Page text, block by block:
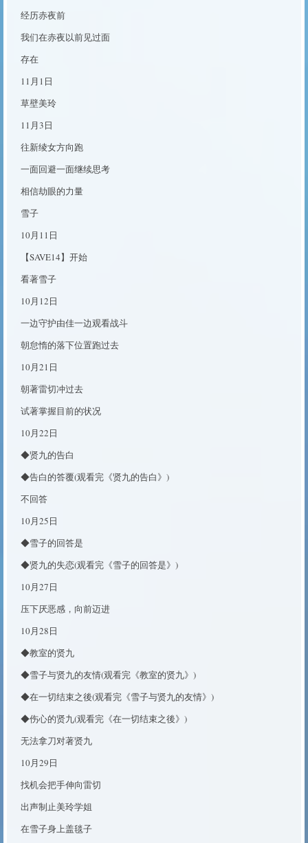
经历赤夜前
我们在赤夜以前见过面
存在
11月1日
草壁美玲
11月3日
往新绫女方向跑
一面回避一面继续思考
相信劫眼的力量
雪子
10月11日
【SAVE14】开始
看著雪子
10月12日
一边守护由佳一边观看战斗
朝怠惰的落下位置跑过去
10月21日
朝著雷切冲过去
试著掌握目前的状况
10月22日
◆贤九的告白
◆告白的答覆(观看完《贤九的告白》)
不回答
10月25日
◆雪子的回答是
◆贤九的失恋(观看完《雪子的回答是》)
10月27日
压下厌恶感，向前迈进
10月28日
◆教室的贤九
◆雪子与贤九的友情(观看完《教室的贤九》)
◆在一切结束之後(观看完《雪子与贤九的友情》)
◆伤心的贤九(观看完《在一切结束之後》)
无法拿刀对著贤九
10月29日
找机会把手伸向雷切
出声制止美玲学姐
在雪子身上盖毯子